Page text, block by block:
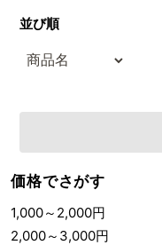
並び順
価格でさがす
1,000～ 2,000円
2,000～ 3,000円